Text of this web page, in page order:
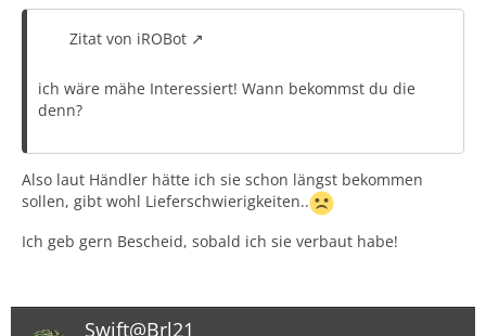
Zitat von iROBot
ich wäre mähe Interessiert! Wann bekommst du die
denn?
Also laut Händler hätte ich sie schon längst bekommen
sollen, gibt wohl Lieferschwierigkeiten..
Ich geb gern Bescheid, sobald ich sie verbaut habe!
Swift@Brl21